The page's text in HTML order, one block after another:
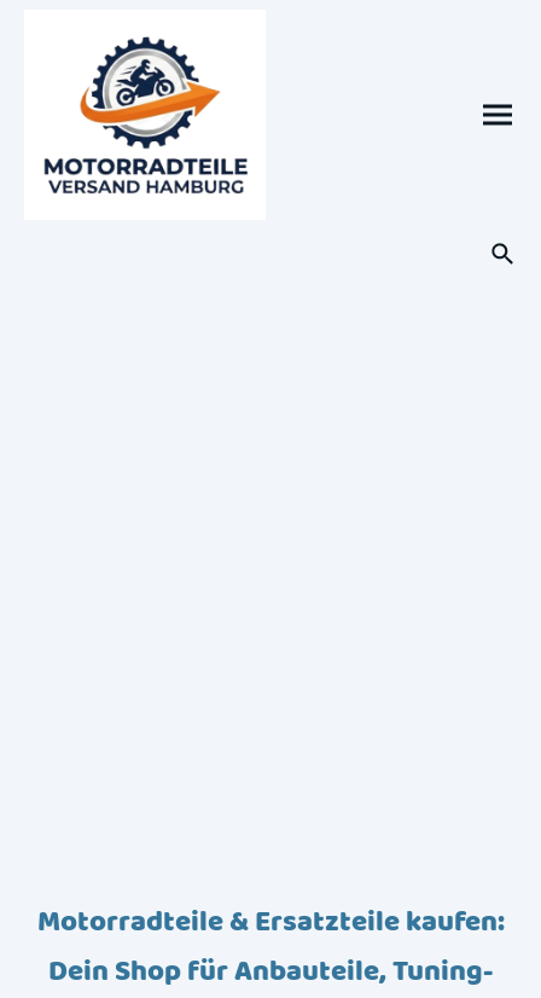
Motorradteile & Ersatzteile kaufen:
Dein Shop für Anbauteile, Tuning-